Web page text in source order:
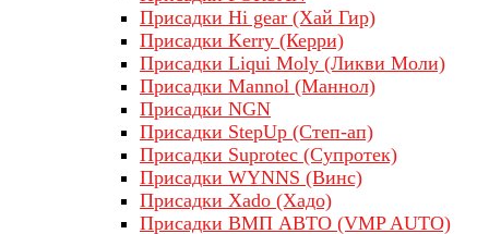
Присадки Hi gear (Хай Гир)
Присадки Kerry (Керри)
Присадки Liqui Moly (Ликви Моли)
Присадки Mannol (Маннол)
Присадки NGN
Присадки StepUp (Степ-ап)
Присадки Suprotec (Супротек)
Присадки WYNNS (Винс)
Присадки Xado (Хадо)
Присадки ВМП АВТО (VMP AUTO)